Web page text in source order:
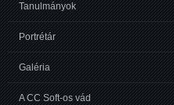
Tanulmányok
Portrétár
Galéria
A CC Soft-os vád